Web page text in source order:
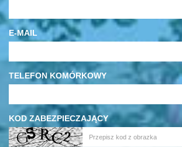
E-MAIL
TELEFON KOMÓRKOWY
KOD ZABEZPIECZAJĄCY